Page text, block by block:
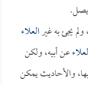
يجئ به غيرالعلاء
عن أبيه، ولكن
والأحاديث يمكن